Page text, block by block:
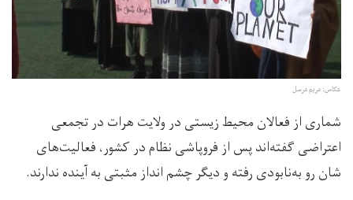
عکاس: مریم مرسل
شماری از فعالان محیط زیستی در ولایت هرات در تجمعی
اعتراضی گفته‌اند پس از فروپاشی نظام در کشور، فعالیت‌های
شان رو به‌نابودی رفته و دیگر چشم انداز مثبتی به آینده ندارند.